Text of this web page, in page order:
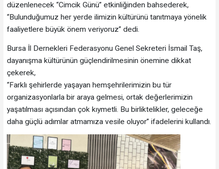
düzenlenecek “Cimcik Günü” etkinliğinden bahsederek,
“Bulunduğumuz her yerde ilimizin kültürünü tanıtmaya yönelik
faaliyetlere büyük önem veriyoruz” dedi.
Bursa İl Dernekleri Federasyonu Genel Sekreteri İsmail Taş,
dayanışma kültürünün güçlendirilmesinin önemine dikkat
çekerek,
“Farklı şehirlerde yaşayan hemşehrilerimizin bu tür
organizasyonlarla bir araya gelmesi, ortak değerlerimizin
yaşatılması açısından çok kıymetli. Bu birliktelikler, geleceğe
daha güçlü adımlar atmamıza vesile oluyor” ifadelerini kullandı.